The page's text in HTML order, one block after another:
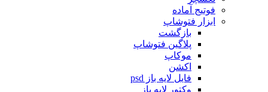
فوتیج آماده
ابزار فتوشاپ
بازگشت
پلاگین فتوشاپ
موکاپ
اکشن
فایل لایه باز psd
وکتور لایه باز